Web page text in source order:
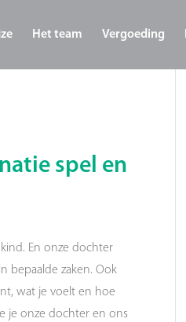
Het team Vergoeding
spel en
En onze dochter
bepaalde zaken. Ook
wat je voelt en hoe
je onze dochter en ons